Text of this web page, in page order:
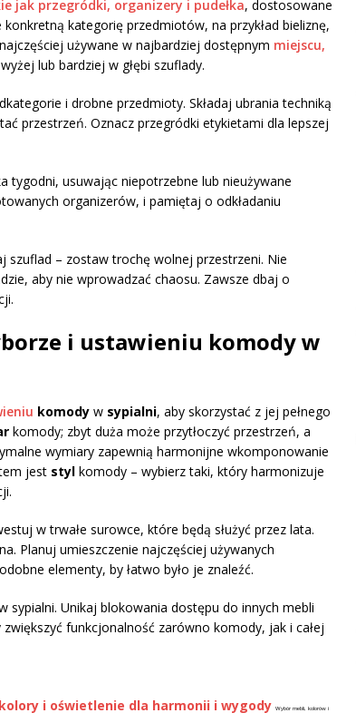
jak przegródki, organizery i pudełka, dostosowane
kategorię przedmiotów, na przykład bieliznę,
używane w najbardziej dostępnym miejscu,
wyżej lub bardziej w głębi szuflady.
i drobne przedmioty. Składaj ubrania techniką
przestrzeń. Oznacz przegródki etykietami dla lepszej
tygodni, usuwając niepotrzebne lub nieużywane
organizerów, i pamiętaj o odkładaniu
szuflad – zostaw trochę wolnej przestrzeni. Nie
aby nie wprowadzać chaosu. Zawsze dbaj o
i ustawieniu komody w
komody w sypialni, aby skorzystać z jej pełnego
komody; zbyt duża może przytłoczyć przestrzeń, a
wymiary zapewnią harmonijne wkomponowanie
jest styl komody – wybierz taki, który harmonizuje
w trwałe surowce, które będą służyć przez lata.
Planuj umieszczenie najczęściej używanych
elementy, by łatwo było je znaleźć.
sypialni. Unikaj blokowania dostępu do innych mebli
funkcjonalność zarówno komody, jak i całej
i oświetlenie dla harmonii i wygody Wybór mebli, kolorów i